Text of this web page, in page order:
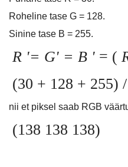
Roheline tase G = 128.
Sinine tase B = 255.
R '= G' = B ' = (
(30 + 128 + 255)
nii et piksel saab RGB
(138 138 138)